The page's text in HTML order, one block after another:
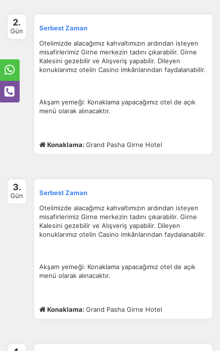
ÇEREZ KULLANIM AYARLARINIZ
gizlilik koşullarınıinceleyebilirsiniz.
2.
Gün
Serbest Zaman
Otelimizde alacağımız kahvaltımızın ardından isteyen
misafirlerimiz Girne merkezin tadını çıkarabilir. Girne
Kalesini gezebilir ve Alışveriş yapabilir. Dileyen
konuklarımız otelin Casino imkânlarından faydalanabilir.
Akşam yemeği: Konaklama yapacağımız otel de açık
menü olarak alınacaktır.
Konaklama: Grand Pasha Girne Hotel
3.
Gün
Serbest Zaman
Otelimizde alacağımız kahvaltımızın ardından isteyen
misafirlerimiz Girne merkezin tadını çıkarabilir. Girne
Kalesini gezebilir ve Alışveriş yapabilir. Dileyen
konuklarımız otelin Casino imkânlarından faydalanabilir.
Akşam yemeği: Konaklama yapacağımız otel de açık
menü olarak alınacaktır.
Konaklama: Grand Pasha Girne Hotel